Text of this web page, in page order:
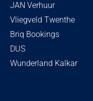
JAN Verhuur
Vliegveld Twenthe
Briq Bookings
DUS
Wunderland Kalkar